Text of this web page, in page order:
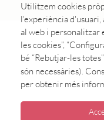
Utilitzem cookies
l'experiència
al web i personalitzar
les cookies”,
bé “Rebutjar-les
són necessàries).
per obtenir més